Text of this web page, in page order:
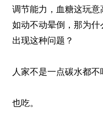
调节能力，血糖这玩
如动不动晕倒，那为
出现这种问题？
人家不是一点碳水都不
也吃。